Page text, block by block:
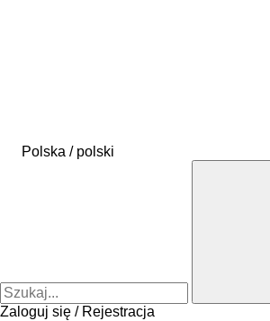
Polska / polski
Zaloguj się / Rejestracja